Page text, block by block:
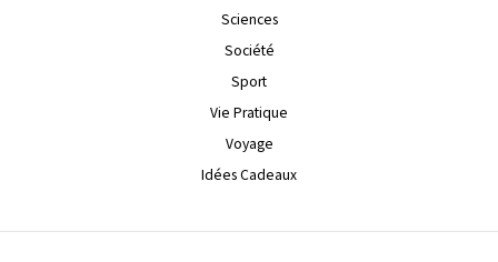
Sciences
Société
Sport
Vie Pratique
Voyage
Idées Cadeaux